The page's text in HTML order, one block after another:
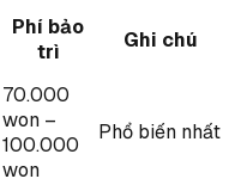
Phí bảo
trì
Ghi chú
70.000
won –
100.000
won
Phổ biến nhất